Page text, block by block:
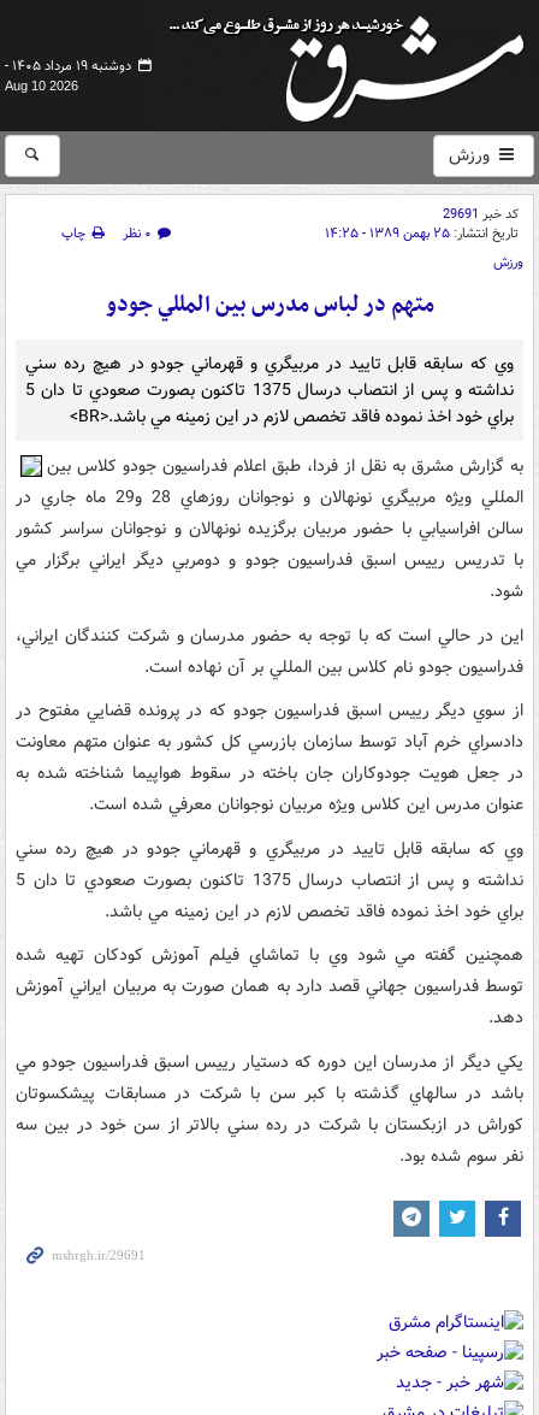
دوشنبه ۱۹ مرداد ۱۴۰۵ -
Aug 10 2026
ورزش
کد خبر 29691
تاریخ انتشار: ۲۵ بهمن ۱۳۸۹ - ۱۴:۲۵ ۰ نظر
چاپ
ورزش
متهم در لباس مدرس بين المللي جودو
وي که سابقه قابل تاييد در مربيگري و قهرماني جودو در هيچ رده سني
نداشته و پس از انتصاب درسال 1375 تاکنون بصورت صعودي تا دان 5
براي خود اخذ نموده فاقد تخصص لازم در اين زمينه مي باشد.<BR>
به گزارش مشرق به نقل از فردا، طبق اعلام فدراسيون جودو کلاس بين
المللي ويژه مربيگري نونهالان و نوجوانان روزهاي 28 و29 ماه جاري در
سالن افراسيابي با حضور مربيان برگزيده نونهالان و نوجوانان سراسر کشور
با تدريس رييس اسبق فدراسيون جودو و دومربي ديگر ايراني برگزار مي
شود.
اين در حالي است که با توجه به حضور مدرسان و شرکت کنندگان ايراني،
فدراسيون جودو نام کلاس بين المللي بر آن نهاده است.
از سوي ديگر رييس اسبق فدراسيون جودو که در پرونده قضايي مفتوح در
دادسراي خرم آباد توسط سازمان بازرسي کل کشور به عنوان متهم معاونت
در جعل هويت جودوکاران جان باخته در سقوط هواپيما شناخته شده به
عنوان مدرس اين کلاس ويژه مربيان نوجوانان معرفي شده است.
وي که سابقه قابل تاييد در مربيگري و قهرماني جودو در هيچ رده سني
نداشته و پس از انتصاب درسال 1375 تاکنون بصورت صعودي تا دان 5
براي خود اخذ نموده فاقد تخصص لازم در اين زمينه مي باشد.
همچنين گفته مي شود وي با تماشاي فيلم آموزش کودکان تهيه شده
توسط فدراسيون جهاني قصد دارد به همان صورت به مربيان ايراني آموزش
دهد.
يکي ديگر از مدرسان اين دوره که دستيار رييس اسبق فدراسيون جودو مي
باشد در سالهاي گذشته با کبر سن با شرکت در مسابقات پيشکسوتان
کوراش در ازبکستان با شرکت در رده سني بالاتر از سن خود در بين سه
نفر سوم شده بود.